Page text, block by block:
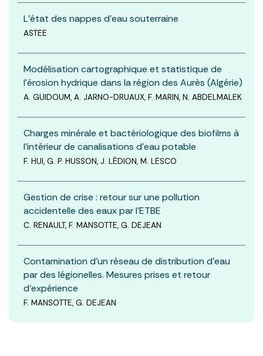
L'état des nappes d'eau souterraine
ASTEE
Modélisation cartographique et statistique de
l’érosion hydrique dans la région des Aurès (Algérie)
A. GUIDOUM, A. JARNO-DRUAUX, F. MARIN, N. ABDELMALEK
Charges minérale et bactériologique des biofilms à
l’intérieur de canalisations d’eau potable
F. HUI, G. P. HUSSON, J. LÉDION, M. LESCO
Gestion de crise : retour sur une pollution
accidentelle des eaux par l’ETBE
C. RENAULT, F. MANSOTTE, G. DEJEAN
Contamination d’un réseau de distribution d’eau
par des légionelles. Mesures prises et retour
d’expérience
F. MANSOTTE, G. DEJEAN